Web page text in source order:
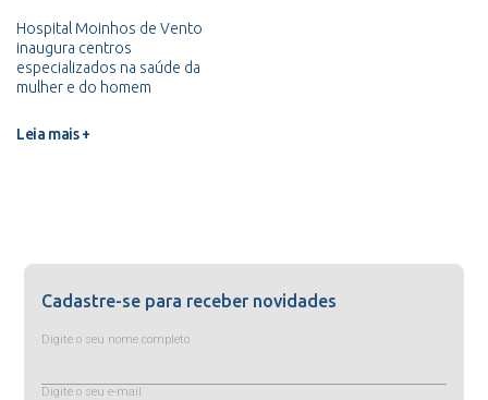
Hospital Moinhos de Vento
inaugura centros
especializados na saúde da
mulher e do homem
Leia mais +
Cadastre-se para receber novidades
Digite o seu nome completo
Digite o seu e-mail